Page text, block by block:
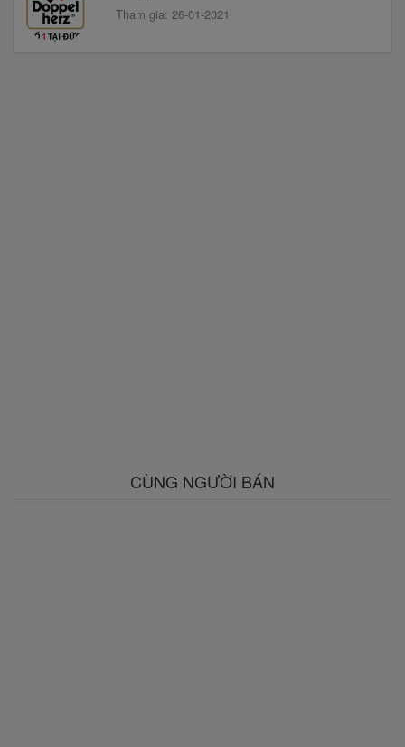
Tham gia: 26-01-2021
CÙNG NGƯỜI BÁN